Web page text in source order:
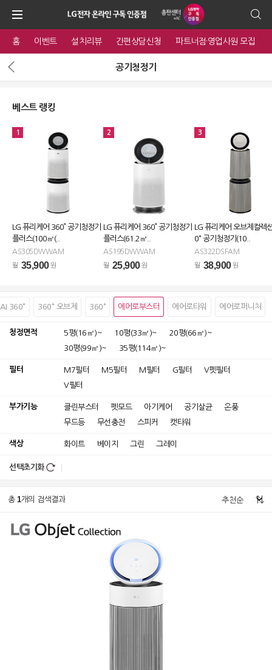
홈 이벤트 설치리뷰 간편상담신청 파트너점·영업사원 모집
공기청정기
베스트 랭킹
1
LG 퓨리케어 360˚ 공기청정기
플러스(100㎡(..
AS305DWWAM
월 35,900 원
2
LG 퓨리케어 360˚ 공기청정기
플러스(61.2㎡..
AS195DWWAM
월 25,900 원
3
LG 퓨리케어 오브제컬렉
0° 공기청정기(10..
AS322DSFAM
월 38,900 원
AI 360° 360° 오브제 360° 에어로부스터 에어로타워 에어로퍼니처
청정면적 5평(16㎡)~ 10평(33㎡)~
20평(66㎡)~
30평(99㎡)~
35평(114㎡)~
필터 M7필터 M5필터 M필터 G필터
V펫필터
V필터
부가기능 클린부스터 펫모드 아기케어 공기살균
온풍
무드등
무선충전 스피커 캣타워
색상 화이트 베이지 그린 그레이
선택초기화
총 1개의 검색결과